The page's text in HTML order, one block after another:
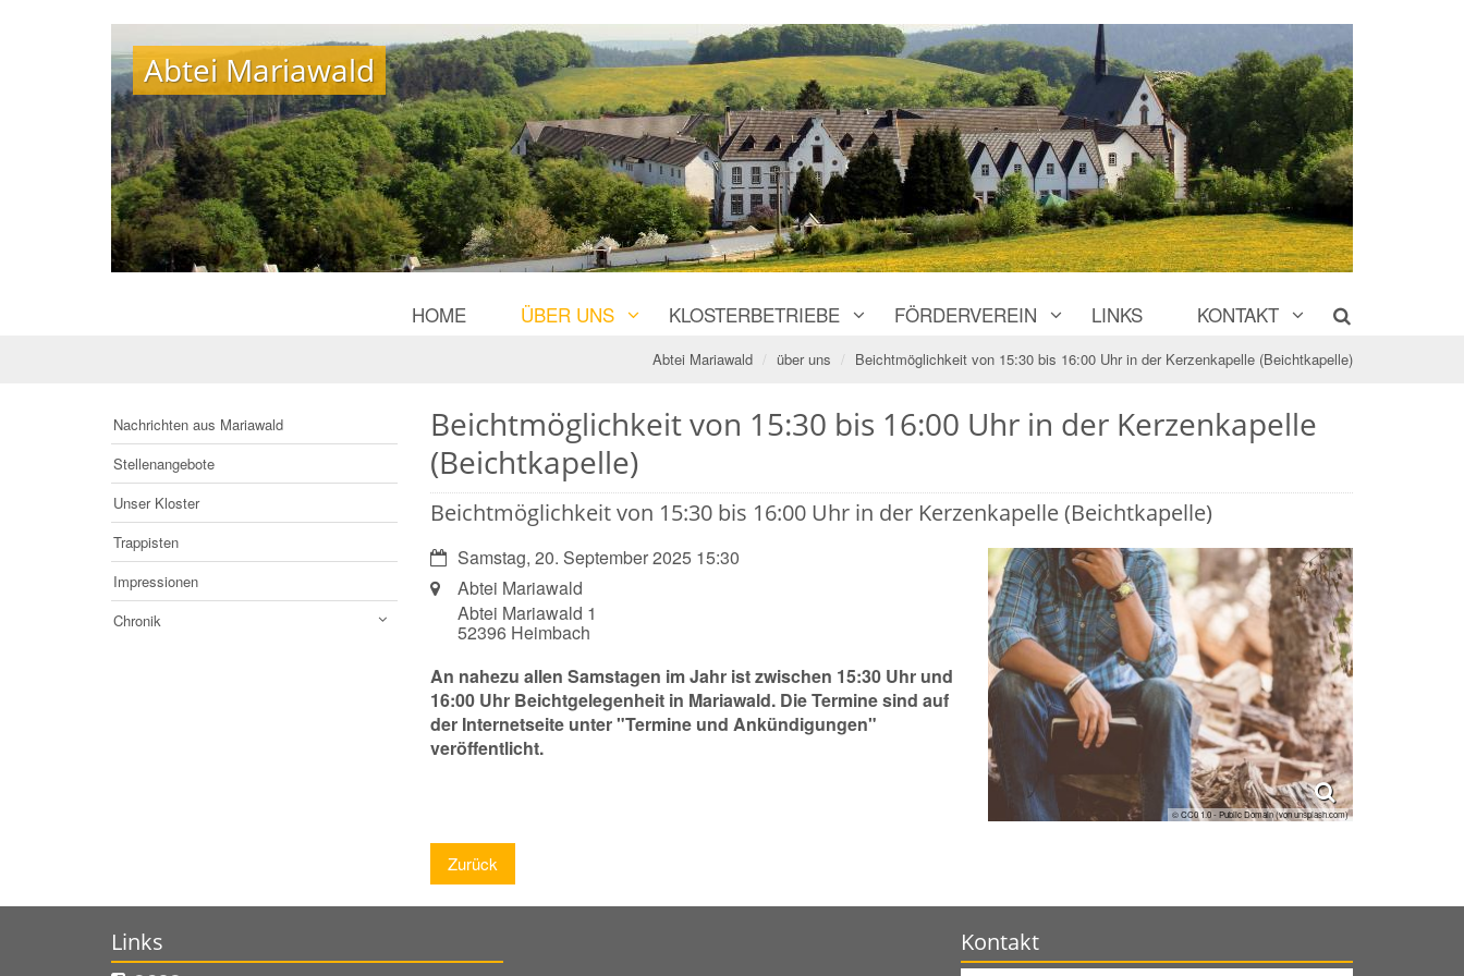
Abtei Mariawald
Abtei Mariawald
HOME ÜBER UNS KLOSTERBETRIEBE FÖRDERVEREIN LINKS KONTAKT
Abtei Mariawald über uns Beichtmöglichkeit von 15:30 bis 16:00 Uhr in der Kerzenkapelle (Beichtkapelle)
Beichtmöglichkeit von 15:30 bis 16:00 Uhr in der Kerzenkapelle
(Beichtkapelle)
Beichtmöglichkeit von 15:30 bis 16:00 Uhr in der Kerzenkapelle (Beichtkapelle)
© CC0 1.0 - Public Domain (von unsplash.com)
Datum:Samstag, 20. September 2025 15:30
Ort: Abtei Mariawald
Abtei Mariawald 1
52396 Heimbach
An nahezu allen Samstagen im Jahr ist zwischen 15:30 Uhr und
16:00 Uhr Beichtgelegenheit in Mariawald. Die Termine sind auf
der Internetseite unter "Termine und Ankündigungen"
veröffentlicht.
Zurück
Nachrichten aus Mariawald
Stellenangebote
Unser Kloster
Trappisten
Impressionen
Chronik
Links Kontakt